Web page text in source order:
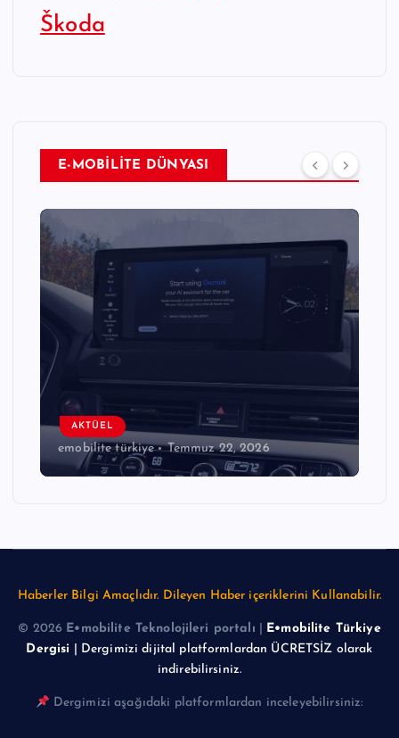
Škoda
E-MOBİLİTE DÜNYASI
AKTÜEL
emobilite türkiye Temmuz 22, 2026
Haberler Bilgi Amaçlıdır. Dileyen Haber içeriklerini Kullanabilir.
© 2026 E•mobilite Teknolojileri portalı
E•mobilite Türkiye
Dergisi | Dergimizi dijital platformlardan ÜCRETSİZ olarak
indirebilirsiniz.
Dergimizi aşağıdaki platformlardan inceleyebilirsiniz: